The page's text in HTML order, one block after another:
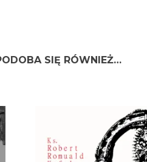
SIĘ RÓWNIEŻ…